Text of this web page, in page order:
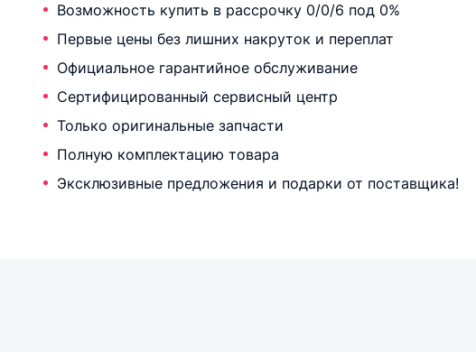
Возможность купить в рассрочку 0/0/6 под 0%
Первые цены без лишних накруток и переплат
Официальное гарантийное обслуживание
Сертифицированный сервисный центр
Только оригинальные запчасти
Полную комплектацию товара
Эксклюзивные предложения и подарки от поставщика!